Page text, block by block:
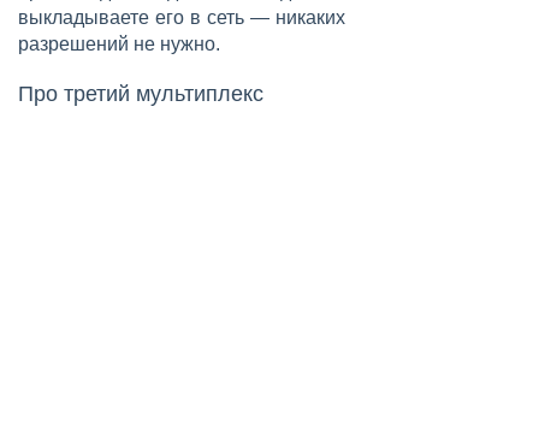
выкладываете его в сеть — никаких
разрешений не нужно.
Про третий мультиплекс